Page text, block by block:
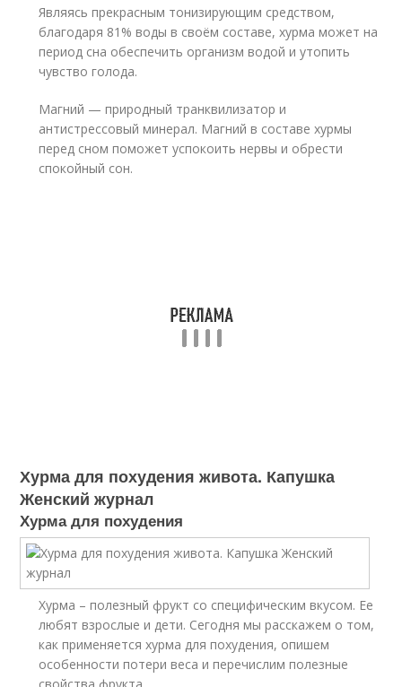
Являясь прекрасным тонизирующим средством,
благодаря 81% воды в своём составе, хурма может на
период сна обеспечить организм водой и утопить
чувство голода.
Магний — природный транквилизатор и
антистрессовый минерал. Магний в составе хурмы
перед сном поможет успокоить нервы и обрести
спокойный сон.
Хурма для похудения живота. Капушка
Женский журнал
Хурма для похудения
Хурма – полезный фрукт со специфическим вкусом. Ее
любят взрослые и дети. Сегодня мы расскажем о том,
как применяется хурма для похудения, опишем
особенности потери веса и перечислим полезные